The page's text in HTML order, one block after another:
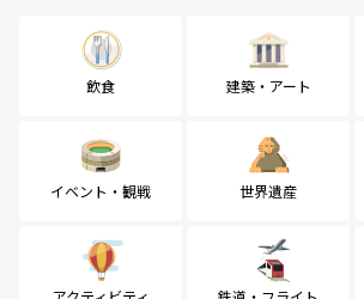
飲食 建築・アート
イベント・観戦 世界遺産